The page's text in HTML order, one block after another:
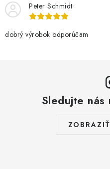
e
r
Peter Schmidt
dobrý výrobok odporúčam
Sledujte nás